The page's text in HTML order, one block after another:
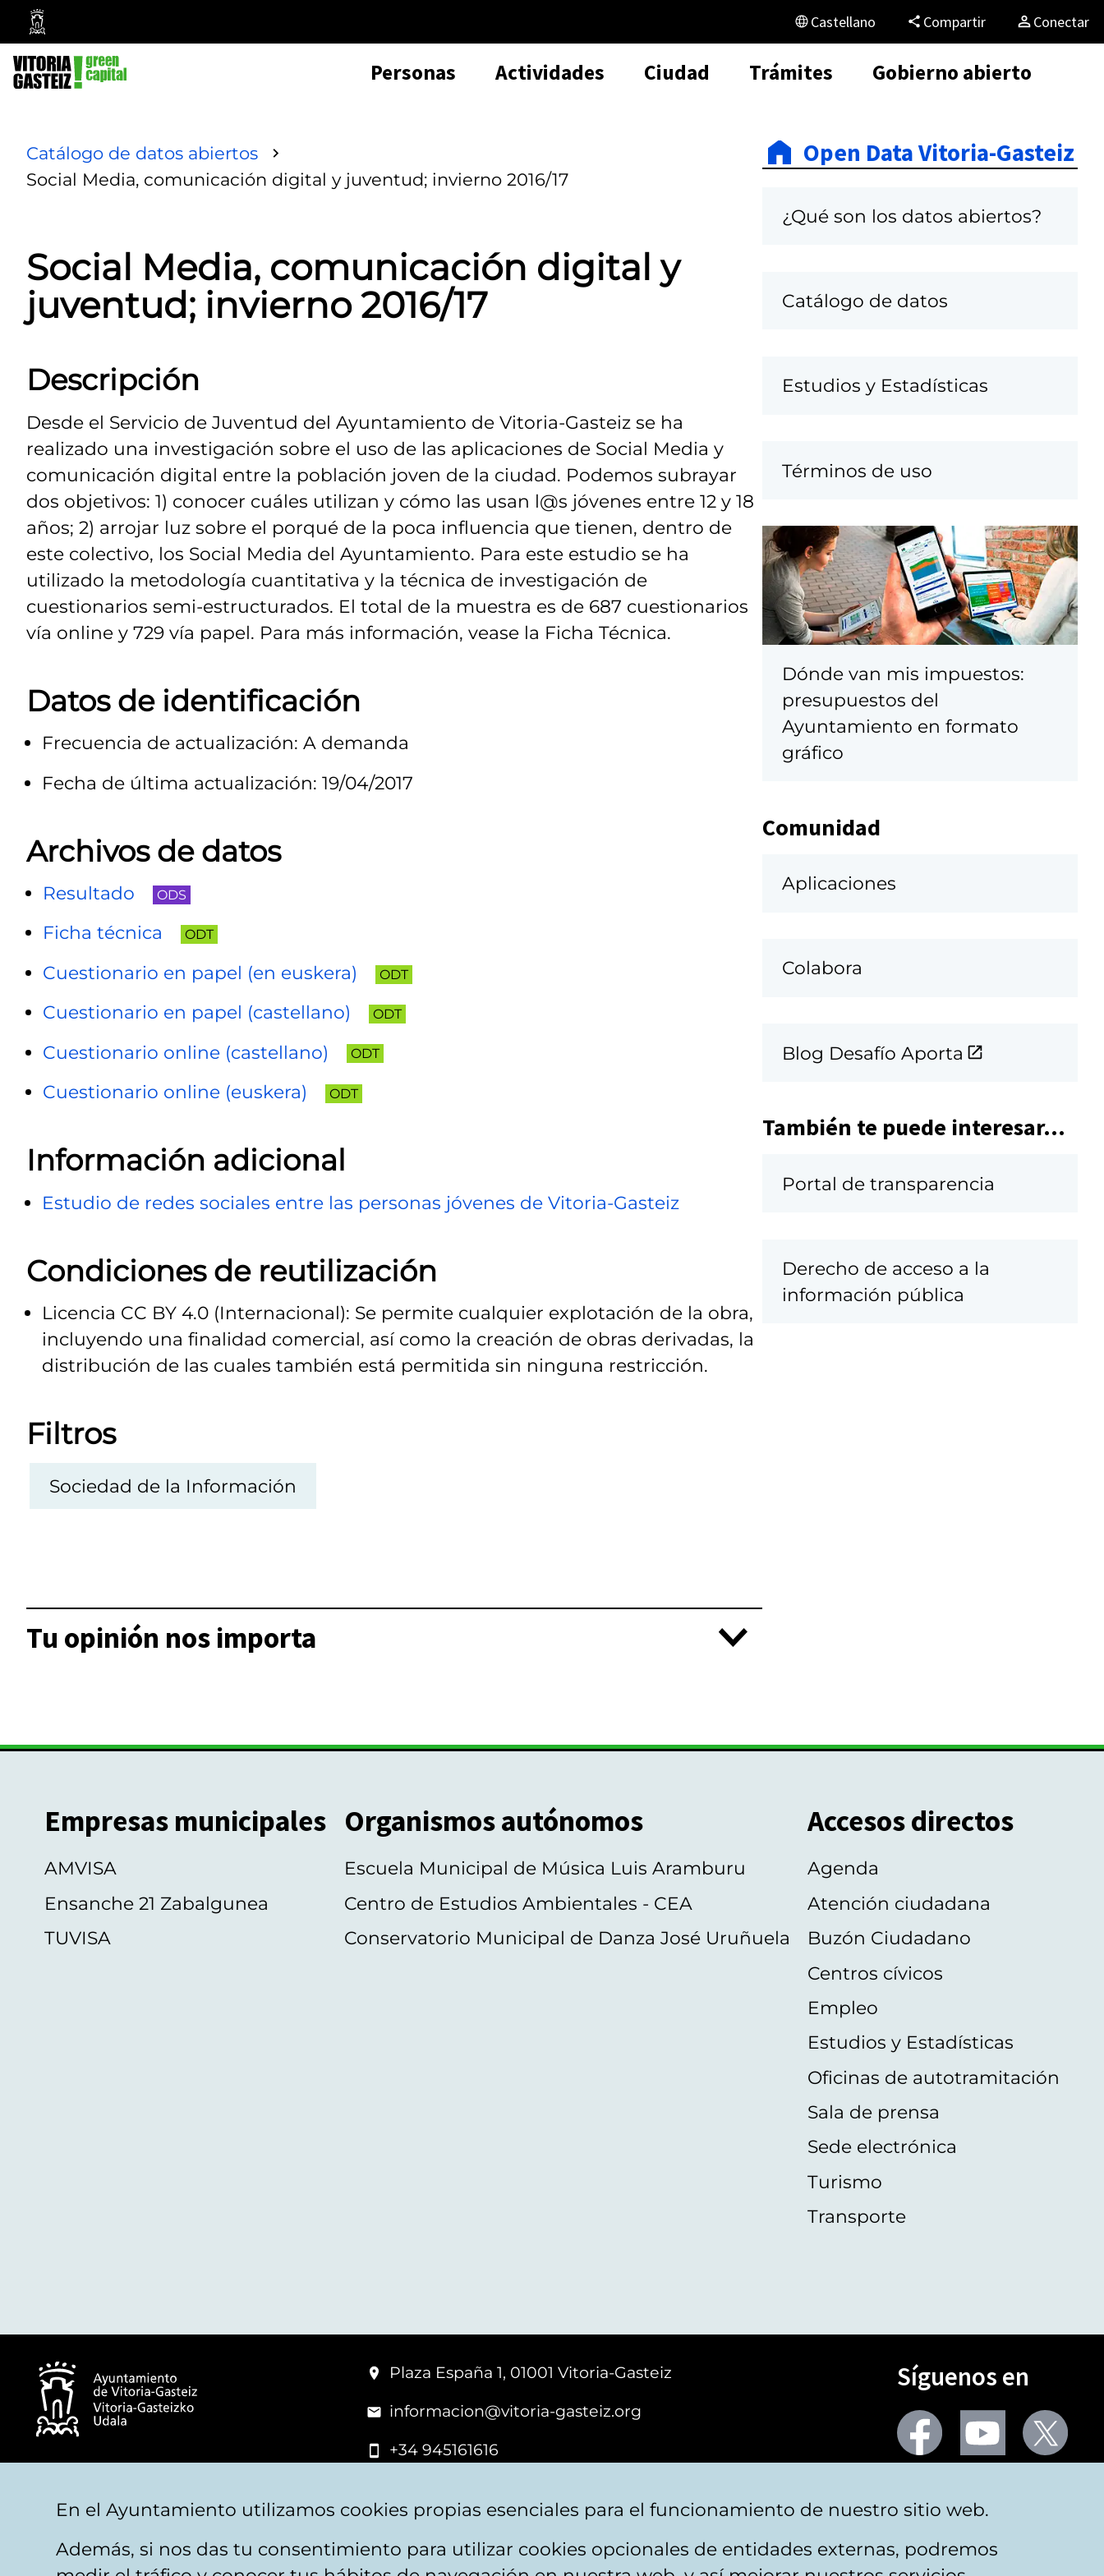
Ayuntamiento
Vitoria-
Gasteiz
Castellano Compartir Conectar
Personas Actividades Ciudad Trámites Gobierno abierto
Catálogo de datos abiertos
Social Media, comunicación digital y juventud; invierno 2016/17
Social Media, comunicación digital y
juventud; invierno 2016/17
Descripción
Desde el Servicio de Juventud del Ayuntamiento de Vitoria-Gasteiz se ha
realizado una investigación sobre el uso de las aplicaciones de Social Media y
comunicación digital entre la población joven de la ciudad. Podemos subrayar
dos objetivos: 1) conocer cuáles utilizan y cómo las usan l@s jóvenes entre 12 y 18
años; 2) arrojar luz sobre el porqué de la poca influencia que tienen, dentro de
este colectivo, los Social Media del Ayuntamiento. Para este estudio se ha
utilizado la metodología cuantitativa y la técnica de investigación de
cuestionarios semi-estructurados. El total de la muestra es de 687 cuestionarios
vía online y 729 vía papel. Para más información, vease la Ficha Técnica.
Datos de identificación
Frecuencia de actualización: A demanda
Fecha de última actualización: 19/04/2017
Archivos de datos
Resultado ODS
Ficha técnica ODT
Cuestionario en papel (en euskera) ODT
Cuestionario en papel (castellano) ODT
Cuestionario online (castellano) ODT
Cuestionario online (euskera) ODT
Información adicional
Estudio de redes sociales entre las personas jóvenes de Vitoria-Gasteiz
Condiciones de reutilización
Licencia CC BY 4.0 (Internacional): Se permite cualquier explotación de la obra,
incluyendo una finalidad comercial, así como la creación de obras derivadas, la
distribución de las cuales también está permitida sin ninguna restricción.
Filtros
Sociedad de la Información
Tu opinión nos importa
Open Data Vitoria-Gasteiz
¿Qué son los datos abiertos?
Catálogo de datos
Estudios y Estadísticas
Términos de uso
Dónde van mis impuestos:
presupuestos del
Ayuntamiento en formato
gráfico
Comunidad
Aplicaciones
Colabora
Blog Desafío Aporta
También te puede interesar...
Portal de transparencia
Derecho de acceso a la
información pública
Empresas municipales
AMVISA
Ensanche 21 Zabalgunea
TUVISA
Organismos autónomos
Escuela Municipal de Música Luis Aramburu
Centro de Estudios Ambientales - CEA
Conservatorio Municipal de Danza José Uruñuela
Accesos directos
Agenda
Atención ciudadana
Buzón Ciudadano
Centros cívicos
Empleo
Estudios y Estadísticas
Oficinas de autotramitación
Sala de prensa
Sede electrónica
Turismo
Transporte
Plaza España 1, 01001 Vitoria-Gasteiz
informacion@vitoria-gasteiz.org
+34 945161616
Síguenos en
Seguir
en
facebook
Seguir
en
youtubeX
Aviso legal Privacidad Politica de cookies Mapa web Accesibilidad Contacto
En el Ayuntamiento utilizamos cookies propias esenciales para el funcionamiento de nuestro sitio web.
Además, si nos das tu consentimiento para utilizar cookies opcionales de entidades externas, podremos